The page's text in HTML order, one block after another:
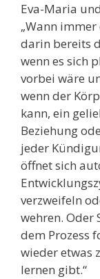
Eva-Maria
„Wann
darin bereits
wenn es sich
vorbei wäre
wenn der
kann, ein
Beziehung
jeder
öffnet sich
verzweifeln
wehren. Oder
dem Prozess
wieder etwas
lernen gibt.“